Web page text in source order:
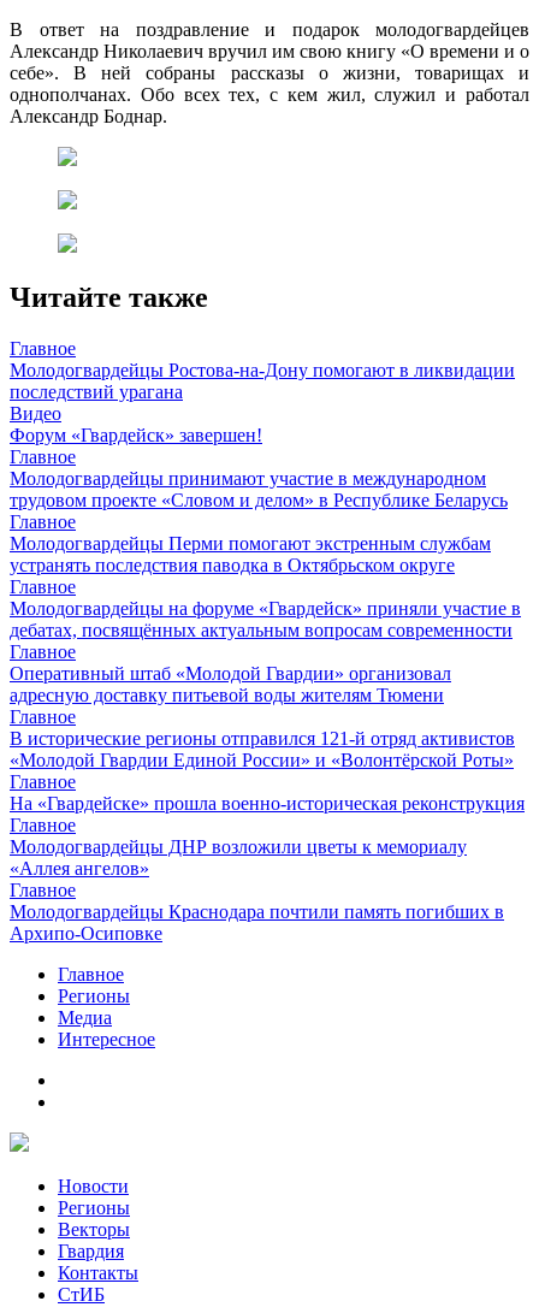
В ответ на поздравление и подарок молодогвардейцев
Александр Николаевич вручил им свою книгу «О времени и о
себе». В ней собраны рассказы о жизни, товарищах и
однополчанах. Обо всех тех, с кем жил, служил и работал
Александр Боднар.
Читайте также
Главное
Молодогвардейцы Ростова-на-Дону помогают в ликвидации
последствий урагана
Видео
Форум «Гвардейск» завершен!
Главное
Молодогвардейцы принимают участие в международном
трудовом проекте «Словом и делом» в Республике Беларусь
Главное
Молодогвардейцы Перми помогают экстренным службам
устранять последствия паводка в Октябрьском округе
Главное
Молодогвардейцы на форуме «Гвардейск» приняли участие в
дебатах, посвящённых актуальным вопросам современности
Главное
Оперативный штаб «Молодой Гвардии» организовал
адресную доставку питьевой воды жителям Тюмени
Главное
В исторические регионы отправился 121-й отряд активистов
«Молодой Гвардии Единой России» и «Волонтёрской Роты»
Главное
На «Гвардейске» прошла военно-историческая реконструкция
Главное
Молодогвардейцы ДНР возложили цветы к мемориалу
«Аллея ангелов»
Главное
Молодогвардейцы Краснодара почтили память погибших в
Архипо-Осиповке
Главное
Регионы
Медиа
Интересное
Новости
Регионы
Векторы
Гвардия
Контакты
СтИБ